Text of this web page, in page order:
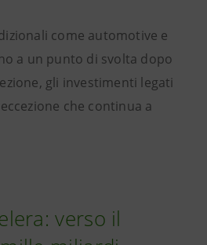
come automotive e
a un punto di svolta dopo
gli investimenti legati
che continua a
verso il